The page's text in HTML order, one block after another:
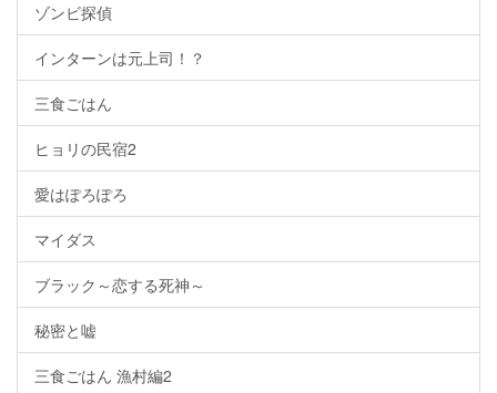
ゾンビ探偵
インターンは元上司！？
三食ごはん
ヒョリの民宿2
愛はぽろぽろ
マイダス
ブラック～恋する死神～
秘密と嘘
三食ごはん 漁村編2